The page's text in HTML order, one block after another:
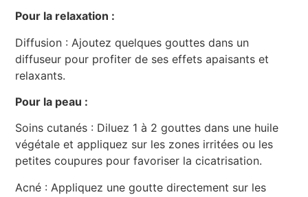
Pour la relaxation :
Diffusion : Ajoutez quelques gouttes dans un
diffuseur pour profiter de ses effets apaisants et
relaxants.
Pour la peau :
Soins cutanés : Diluez 1 à 2 gouttes dans une huile
végétale et appliquez sur les zones irritées ou les
petites coupures pour favoriser la cicatrisation.
Acné : Appliquez une goutte directement sur les